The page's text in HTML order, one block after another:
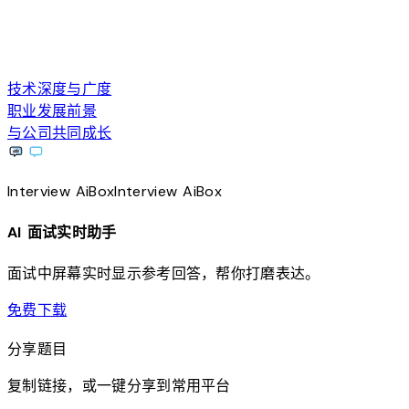
技术深度与广度
职业发展前景
与公司共同成长
Interview AiBoxInterviewAiBox
AI 面试实时助手
面试中屏幕实时显示参考回答，帮你打磨表达。
免费下载download
分享题目
复制链接，或一键分享到常用平台